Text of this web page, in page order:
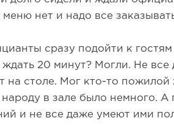
меню нет и надо все
сразу подойти к гостям
ждать 20 минут? Могли. Не все
на столе. Мог кто-то
народу в зале было немного.
и не все даже умеют ими